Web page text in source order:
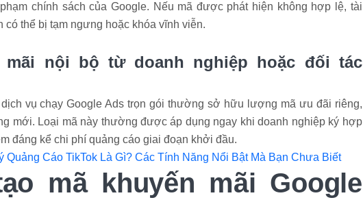
chính sách của Google. Nếu mã được phát hiện không hợp lệ, tài
có thể bị tạm ngưng hoặc khóa vĩnh viễn.
mãi nội bộ từ doanh nghiệp hoặc đối tác
dịch vụ chạy Google Ads trọn gói thường sở hữu lượng mã ưu đãi riêng,
mới. Loại mã này thường được áp dụng ngay khi doanh nghiệp ký hợp
đáng kể chi phí quảng cáo giai đoạn khởi đầu.
Quảng Cáo TikTok Là Gì? Các Tính Năng Nổi Bật Mà Bạn Chưa Biết
mã khuyến mãi Google